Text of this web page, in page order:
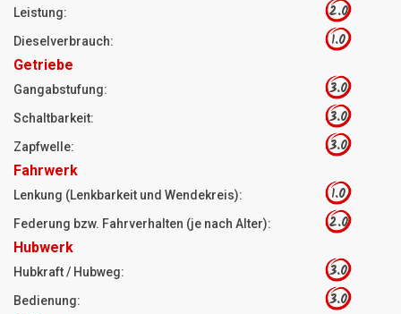
Leistung: 2.0
Dieselverbrauch: 1.0
Getriebe
Gangabstufung: 3.0
Schaltbarkeit: 3.0
Zapfwelle: 3.0
Fahrwerk
Lenkung (Lenkbarkeit und Wendekreis): 1.0
Federung bzw. Fahrverhalten (je nach Alter): 2.0
Hubwerk
Hubkraft / Hubweg: 3.0
Bedienung: 3.0